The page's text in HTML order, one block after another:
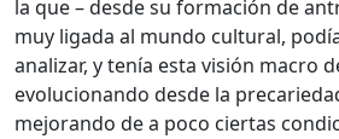
la que – desde su formación de
muy ligada al mundo cultural,
analizar, y tenía esta visión macro
evolucionando desde la
mejorando de a poco ciertas